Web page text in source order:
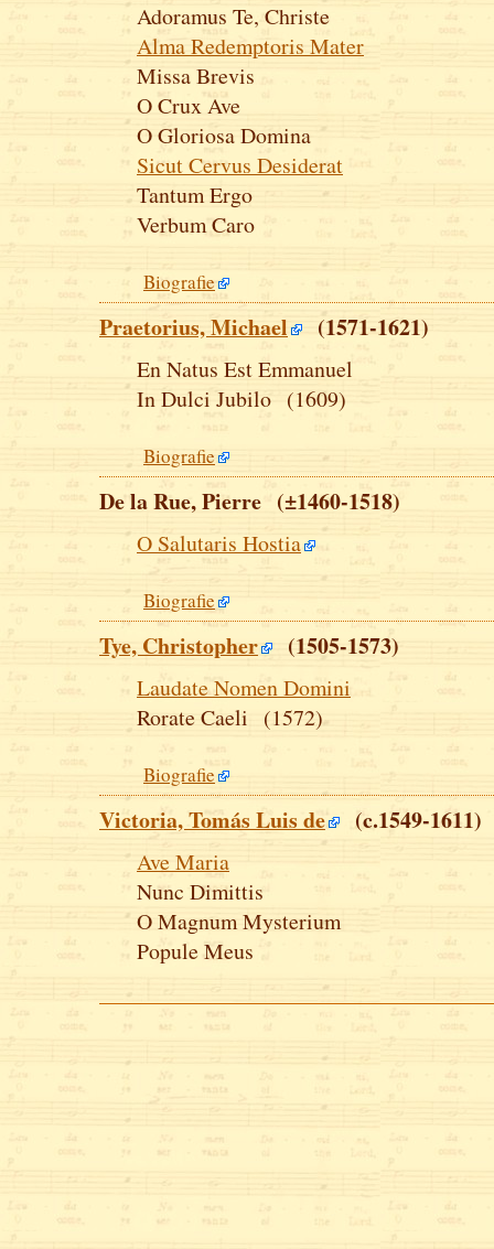
Adoramus Te, Christe
Alma Redemptoris Mater
Missa Brevis
O Crux Ave
O Gloriosa Domina
Sicut Cervus Desiderat
Tantum Ergo
Verbum Caro
Biografie
Praetorius, Michael (1571-1621)
En Natus Est Emmanuel
In Dulci Jubilo (1609)
Biografie
De la Rue, Pierre (±1460-1518)
O Salutaris Hostia
Biografie
Tye, Christopher (1505-1573)
Laudate Nomen Domini
Rorate Caeli (1572)
Biografie
Victoria, Tomás Luis de (c.1549-1611)
Ave Maria
Nunc Dimittis
O Magnum Mysterium
Popule Meus